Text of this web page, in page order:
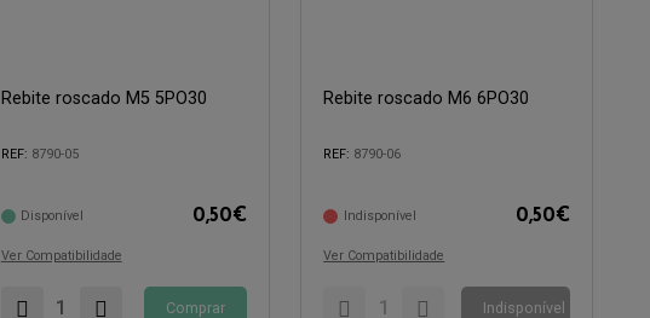
Rebite roscado M5 5PO30
REF: 8790-05
Disponível 0,50€
Ver Compatibilidade
Comprar
Rebite roscado M6 6PO30
REF: 8790-06
Indisponível 0,50€
Ver Compatibilidade
Indisponível